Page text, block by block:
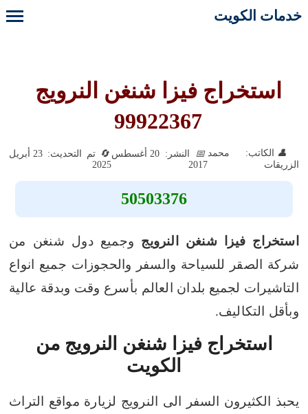
خدمات الكويت
استخراج فيزا شنغن النرويج
99922367
الكاتب: محمد
الزريقات
النشر: 20 أغسطس
2017
تم التحديث: 23 أبريل
2025
50503376
استخراج فيزا شنغن النرويج وجميع دول شنغن من
شركة الصقر للسياحة والسفر والحجوزات جميع انواع
التاشيرات لجميع بلدان العالم بأسرع وقت وبدقة عالية
وبأقل التكاليف.
استخراج فيزا شنغن النرويج من
الكويت
يحبذ الكثيرون السفر الى النرويج لزيارة مواقع التراث